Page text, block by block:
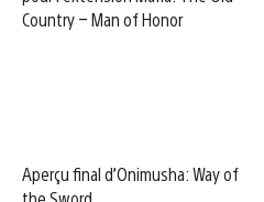
Country – Man of Honor
Aperçu final d’Onimusha: Way of